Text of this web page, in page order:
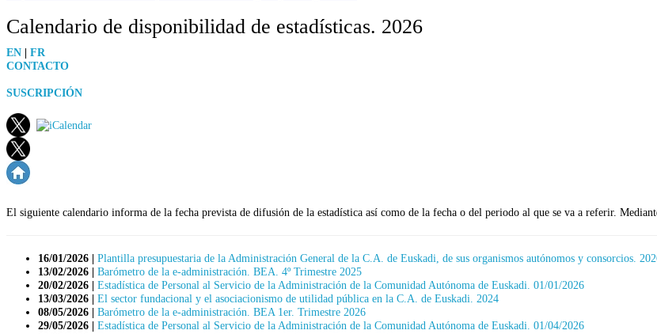
Calendario de disponibilidad de estadísticas. 2026
EN | FR
CONTACTO
SUSCRIPCIÓN
El siguiente calendario informa de la fecha prevista de difusión de la estadística así como de la fecha o del periodo al que se va a referir.
16/01/2026 | Plantilla presupuestaria de la Administración General de la C.A. de Euskadi, de sus organismos autónomos y consorcios.
13/02/2026 | Barómetro de la e-administración. BEA. 4º Trimestre 2025
20/02/2026 | Estadística de Personal al Servicio de la Administración de la Comunidad Autónoma de Euskadi. 01/01/2026
13/03/2026 | El sector fundacional y el asociacionismo de utilidad pública en la C.A. de Euskadi. 2024
08/05/2026 | Barómetro de la e-administración. BEA 1er. Trimestre 2026
29/05/2026 | Estadística de Personal al Servicio de la Administración de la Comunidad Autónoma de Euskadi. 01/04/2026